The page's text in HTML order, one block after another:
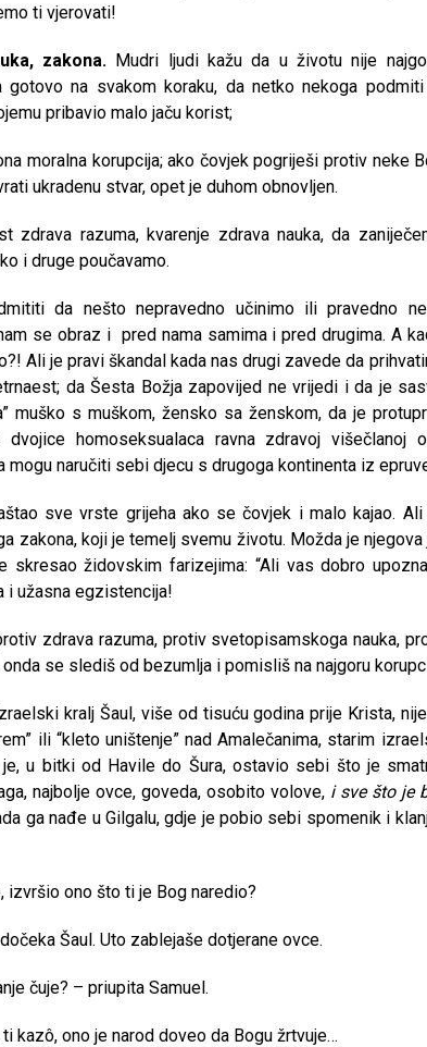
ti vjerovati!
zakona. Mudri ljudi kažu da u životu nije
gotovo na svakom koraku, da netko nekoga
pribavio malo jaču korist;
moralna korupcija; ako čovjek pogriješi protiv neke
ukradenu stvar, opet je duhom obnovljen.
zdrava razuma, kvarenje zdrava nauka, da
i druge poučavamo.
da nešto nepravedno učinimo ili pravedno
se obraz i pred nama samima i pred drugima. A
Ali je pravi škandal kada nas drugi zavede da
da Šesta Božja zapovijed ne vrijedi i da je
muško s muškom, žensko sa ženskom, da je
homoseksualaca ravna zdravoj višečlanoj
mogu naručiti sebi djecu s drugoga kontinenta iz
sve vrste grijeha ako se čovjek i malo kajao.
zakona, koji je temelj svemu životu. Možda je
skresao židovskim farizejima: “Ali vas dobro
i užasna egzistencija!
zdrava razuma, protiv svetopisamskoga nauka,
se slediš od bezumlja i pomisliš na najgoru
kralj Šaul, više od tisuću godina prije Krista,
ili “kleto uništenje” nad Amalečanima, starim
u bitki od Havile do Šura, ostavio sebi što je
najbolje ovce, goveda, osobito volove, i sve što je
ga nađe u Gilgalu, gdje je pobio sebi spomenik i
izvršio ono što ti je Bog naredio?
Šaul. Uto zablejaše dotjerane ovce.
čuje? – priupita Samuel.
kazô, ono je narod doveo da Bogu žrtvuje…